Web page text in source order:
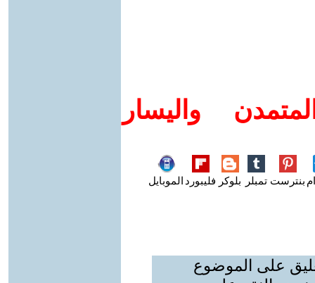
واليسار
بنترست تمبلر بلوكر فليبورد الموبايل
على الموضوع